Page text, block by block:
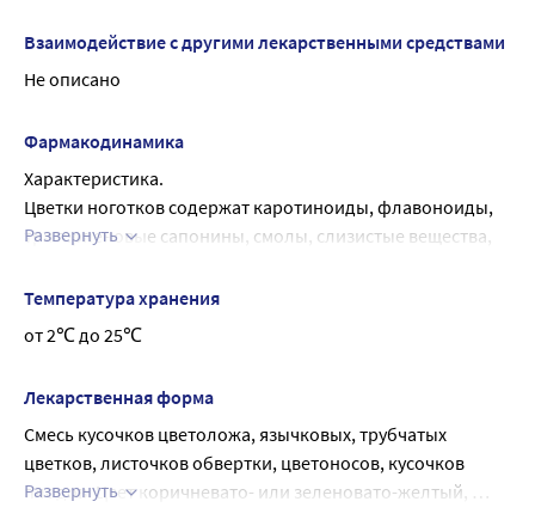
Взаимодействие с другими лекарственными средствами
Не описано
Фармакодинамика
Характеристика.
Цветки ноготков содержат каротиноиды, флавоноиды,
тритерпеновые сапонины, смолы, слизистые вещества,
кислоты, аскорбиновую кислоту и другие биологически
активные вещества.
Фармакологическое действие.
противовоспалительное, антисептическое и
желчегонное действие.
Развернуть
Температура хранения
от 2℃ до 25℃
Лекарственная форма
Смесь кусочков цветоложа, язычковых, трубчатых
цветков, листочков обвертки, цветоносов, кусочков
плодов. Цвет коричневато- или зеленовато-желтый,
Развернуть